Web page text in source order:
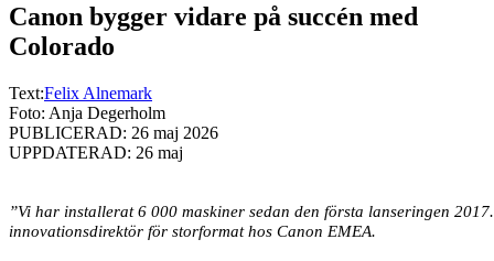
Canon bygger vidare på succén med
Colorado
Text:Felix Alnemark
Foto: Anja Degerholm
PUBLICERAD: 26 maj 2026
UPPDATERAD: 26 maj
”Vi har installerat 6 000 maskiner sedan den första lanseringen
innovationsdirektör för storformat hos Canon EMEA.